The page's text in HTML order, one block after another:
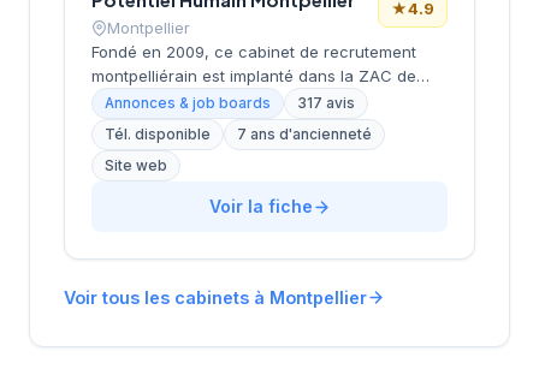
Montpellier
★4.9
Fondé en 2009, ce cabinet de recrutement
montpelliérain est implanté dans la ZAC de
Tournezy II, dans le secteur dynamique de
Montpellier. La structure accompagne les
entreprises dans leurs recrutements avec une
approche personnalisée et développe
également des solutions de formation
professionnelle. Avec plus de 15 ans
clientèle, comme en témoigne sa note Google
Annonces & job boards
317 avis
Tél. disponible
7 ans d'ancienneté
Site web
Voir la fiche
Voir tous les cabinets à Montpellier